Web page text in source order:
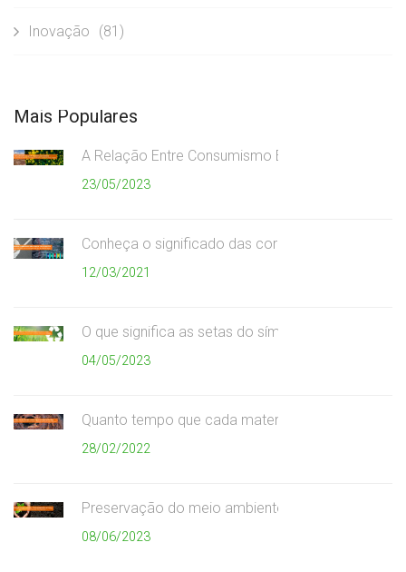
Inovação (81)
Mais Populares
A Relação Entre Consumismo Exagerado e Meio
23/05/2023
Conheça o significado das cores da coleta
12/03/2021
O que significa as setas do símbolo da reciclagem
04/05/2023
Quanto tempo que cada material demora para se
28/02/2022
Preservação do meio ambiente
08/06/2023